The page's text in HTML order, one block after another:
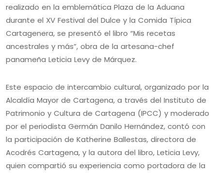
realizado en la emblemática Plaza de la Aduana
durante el XV Festival del Dulce y la Comida Típica
Cartagenera, se presentó el libro “Mis recetas
ancestrales y más”, obra de la artesana-chef
panameña Leticia Levy de Márquez.
Este espacio de intercambio cultural, organizado por la
Alcaldía Mayor de Cartagena, a través del Instituto de
Patrimonio y Cultura de Cartagena (IPCC) y moderado
por el periodista Germán Danilo Hernández, contó con
la participación de Katherine Ballestas, directora de
Acodrés Cartagena, y la autora del libro, Leticia Levy,
quien compartió su experiencia como portadora de la